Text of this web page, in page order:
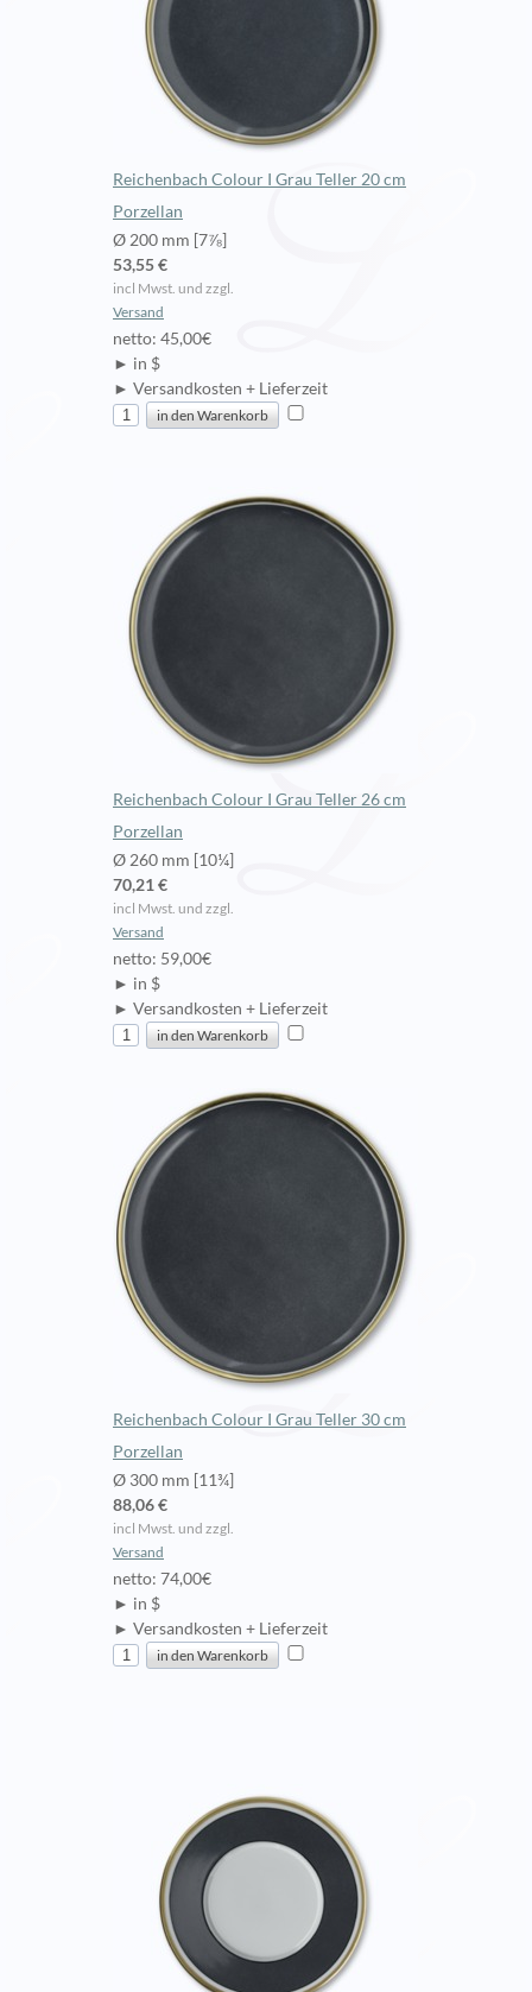
Reichenbach Colour I Grau Teller 20 cm
Porzellan
Ø 200 mm [7⅞]
53,55 €
incl Mwst. und zzgl.
Versand
netto: 45,00€
► in $
► Versandkosten + Lieferzeit
Reichenbach Colour I Grau Teller 26 cm
Porzellan
Ø 260 mm [10¼]
70,21 €
incl Mwst. und zzgl.
Versand
netto: 59,00€
► in $
► Versandkosten + Lieferzeit
Reichenbach Colour I Grau Teller 30 cm
Porzellan
Ø 300 mm [11¾]
88,06 €
incl Mwst. und zzgl.
Versand
netto: 74,00€
► in $
► Versandkosten + Lieferzeit